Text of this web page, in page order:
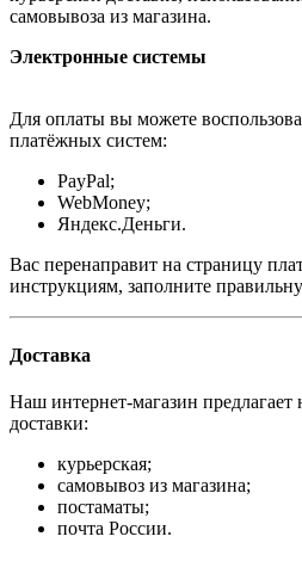
самовывоза из магазина.
Электронные системы
Для оплаты вы можете
платёжных систем:
PayPal;
WebMoney;
Яндекс.Деньги.
Вас перенаправит на страницу
инструкциям, заполните
Доставка
Наш интернет-магазин предлагает
доставки:
курьерская;
самовывоз из магазина;
постаматы;
почта России.